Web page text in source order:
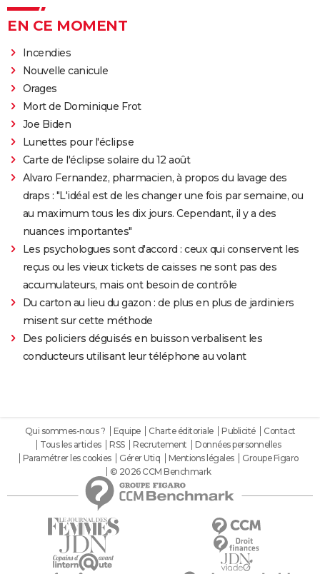
EN CE MOMENT
Incendies
Nouvelle canicule
Orages
Mort de Dominique Frot
Joe Biden
Lunettes pour l'éclipse
Carte de l'éclipse solaire du 12 août
Alvaro Fernandez, pharmacien, à propos du lavage des
draps : "L'idéal est de les changer une fois par semaine, ou
au maximum tous les dix jours. Cependant, il y a des
nuances importantes"
Les psychologues sont d'accord : ceux qui conservent les
reçus ou les vieux tickets de caisses ne sont pas des
accumulateurs, mais ont besoin de contrôle
Du carton au lieu du gazon : de plus en plus de jardiniers
misent sur cette méthode
Des policiers déguisés en buisson verbalisent les
conducteurs utilisant leur téléphone au volant
Qui sommes-nous ? Equipe Charte éditoriale Publicité
Contact
Tous les articles
RSS Recrutement
Données personnelles
Paramétrer les cookies
Gérer Utiq Mentions légales
Groupe Figaro
© 2026 CCM Benchmark